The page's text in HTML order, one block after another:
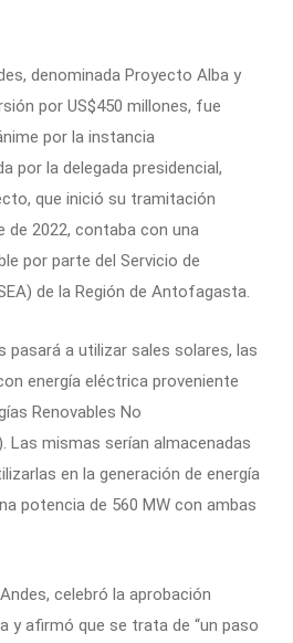
denominada Proyecto Alba y
por US$450 millones, fue
por la instancia
por la delegada presidencial,
que inició su tramitación
de 2022, contaba con una
por parte del Servicio de
de la Región de Antofagasta.
pasará a utilizar sales solares, las
energía eléctrica proveniente
Renovables No
Las mismas serían almacenadas
en la generación de energía
potencia de 560 MW con ambas
celebró la aprobación
y afirmó que se trata de “un paso